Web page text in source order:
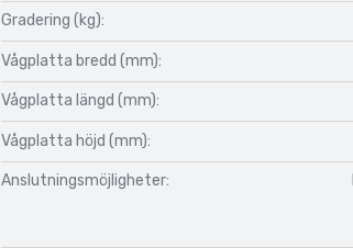
Gradering (kg):
Vågplatta bredd (mm):
Vågplatta längd (mm):
Vågplatta höjd (mm):
Anslutningsmöjligheter: